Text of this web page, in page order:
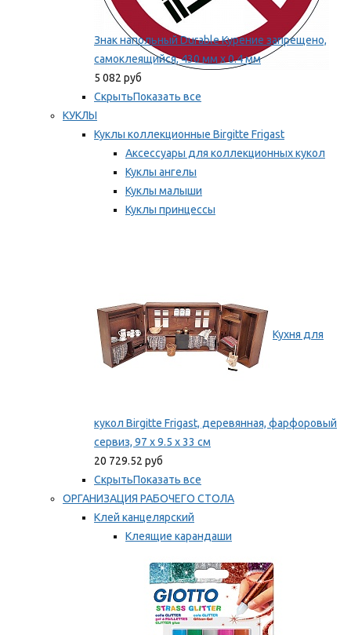
Знак напольный Durable Курение запрещено,
самоклеящийся, 430 мм х 0.4 мм
5 082 руб
СкрытьПоказать все
КУКЛЫ
Куклы коллекционные Birgitte Frigast
Аксессуары для коллекционных кукол
Куклы ангелы
Куклы малыши
Куклы принцессы
Кухня для
кукол Birgitte Frigast, деревянная, фарфоровый
сервиз, 97 x 9.5 x 33 см
20 729.52 руб
СкрытьПоказать все
ОРГАНИЗАЦИЯ РАБОЧЕГО СТОЛА
Клей канцелярский
Клеящие карандаши
Мы рекомендуем